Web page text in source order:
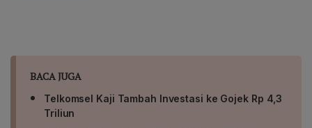
BACA JUGA
Telkomsel Kaji Tambah Investasi ke Gojek Rp 4,3
Triliun